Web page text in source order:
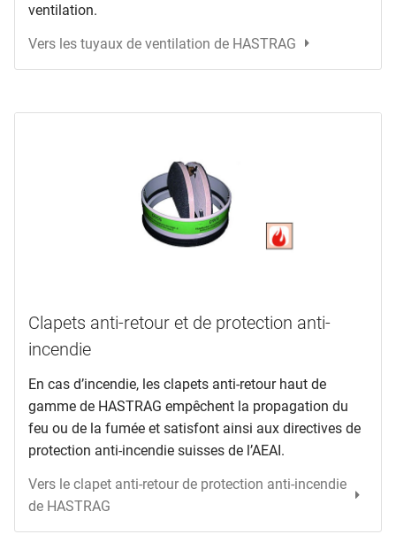
ventilation.
Vers les tuyaux de ventilation de HASTRAG
Clapets anti-retour et de protection anti-
incendie
En cas d’incendie, les clapets anti-retour haut de
gamme de HASTRAG empêchent la propagation du
feu ou de la fumée et satisfont ainsi aux directives de
protection anti-incendie suisses de l’AEAI.
Vers le clapet anti-retour de protection anti-incendie
de HASTRAG